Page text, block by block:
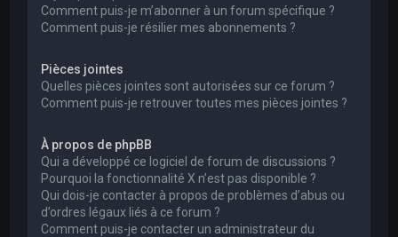
Comment puis-je m’abonner à un forum spécifique ?
Comment puis-je résilier mes abonnements ?
Pièces jointes
Quelles pièces jointes sont autorisées sur ce forum ?
Comment puis-je retrouver toutes mes pièces jointes ?
À propos de phpBB
Qui a développé ce logiciel de forum de discussions ?
Pourquoi la fonctionnalité X n’est pas disponible ?
Qui dois-je contacter à propos de problèmes d’abus ou
d’ordres légaux liés à ce forum ?
Comment puis-je contacter un administrateur du